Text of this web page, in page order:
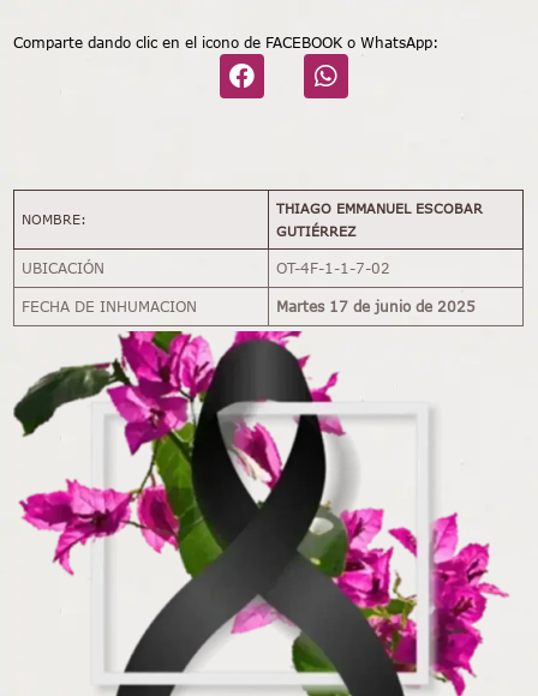
Comparte dando clic en el icono de FACEBOOK o WhatsApp:
NOMBRE:
THIAGO EMMANUEL ESCOBAR
GUTIÉRREZ
UBICACIÓN OT-4F-1-1-7-02
FECHA DE INHUMACION Martes 17 de junio de 2025